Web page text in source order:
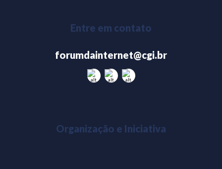
Entre em contato
forumdainternet@cgi.br
Organização e Iniciativa